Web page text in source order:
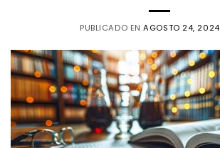
PUBLICADO ENAGOSTO 24, 2024